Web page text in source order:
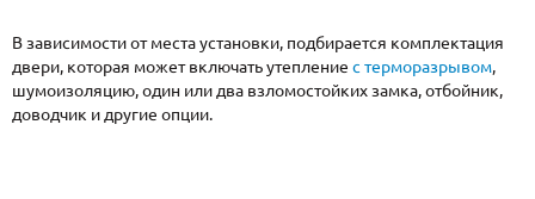
В зависимости от места установки, подбирается комплектация
двери, которая может включать утепление с терморазрывом,
шумоизоляцию, один или два взломостойких замка, отбойник,
доводчик и другие опции.